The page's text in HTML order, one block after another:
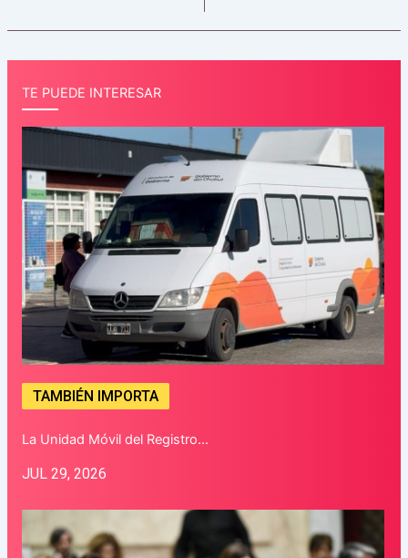
TE PUEDE INTERESAR
TAMBIÉN IMPORTA
La Unidad Móvil del Registro…
JUL 29, 2026